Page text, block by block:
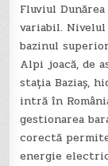
Fluviul
variabil.
bazinul
Alpi joacă, de
stația Baziaș,
intră în
gestionarea
corectă
energie